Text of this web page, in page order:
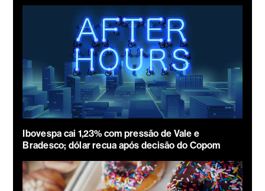
Ibovespa cai 1,23% com pressão de Vale e
Bradesco; dólar recua após decisão do Copom